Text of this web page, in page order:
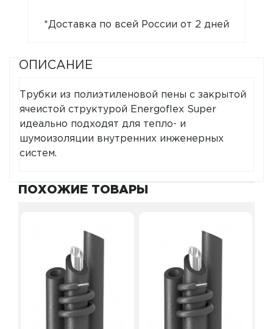
*Доставка по всей России от 2 дней
ОПИСАНИЕ
Трубки из полиэтиленовой пены с закрытой
ячеистой структурой Energoflex Super
идеально подходят для тепло- и
шумоизоляции внутренних инженерных
систем.
ПОХОЖИЕ ТОВАРЫ